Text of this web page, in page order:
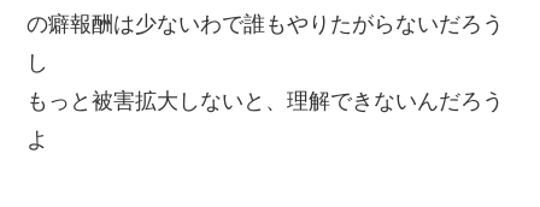
の癖報酬は少ないわで誰もやりたがらないだろう
し
もっと被害拡大しないと、理解できないんだろう
よ